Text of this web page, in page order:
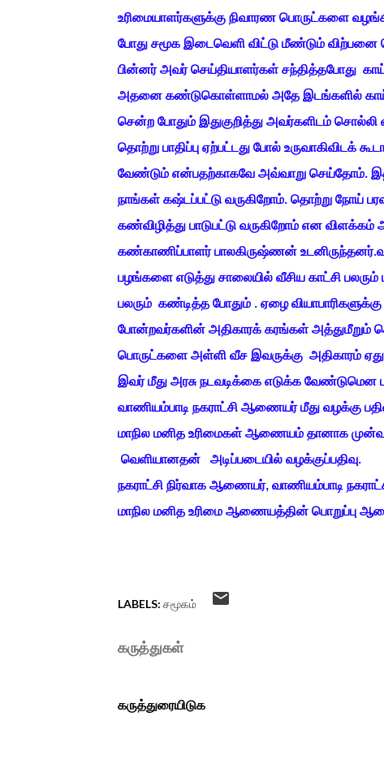
உரிமையாளர்களுக்கு நிவாரண பொருட்களை
போது சமூக இடைவெளி விட்டு மீண்டும் விற்பனை
பின்னர் அவர் செய்தியாளர்கள் சந்தித்தபோது
அதனை கண்டுகொள்ளாமல் அதே இடங்களில்
சென்ற போதும் இதுகுறித்து அவர்களிடம்
தொற்று பாதிப்பு ஏற்பட்டது போல்
வேண்டும் என்பதற்காகவே அவ்வாறு செய்தோம்.
நாங்கள் கஷ்டப்பட்டு வருகிறோம். தொற்று நோய்
கண்விழித்து பாடுபட்டு வருகிறோம் என விளக்கம்
கண்காணிப்பாளர் பாலகிருஷ்ணன்
பழங்களை எடுத்து சாலையில் வீசிய காட்சி
பலரும் கண்டித்த போதும் . ஏழை
போன்றவர்களின் அதிகாரக் கரங்கள் அத்துமீறும்
பொருட்களை அள்ளி வீச இவருக்கு அதிகாரம்
இவர் மீது அரசு நடவடிக்கை எடுக்க
வாணியம்பாடி நகராட்சி ஆணையர் மீது வழக்கு
மாநில மனித உரிமைகள் ஆணையம் தானாக
வெளியானதன் அடிப்படையில் வழக்குப்பதிவு.
நகராட்சி நிர்வாக ஆணையர், வாணியம்பாடி
மாநில மனித உரிமை ஆணையத்தின் பொறுப்பு
LABELS: சமூகம்
கருத்துகள்
கருத்துரையிடுக